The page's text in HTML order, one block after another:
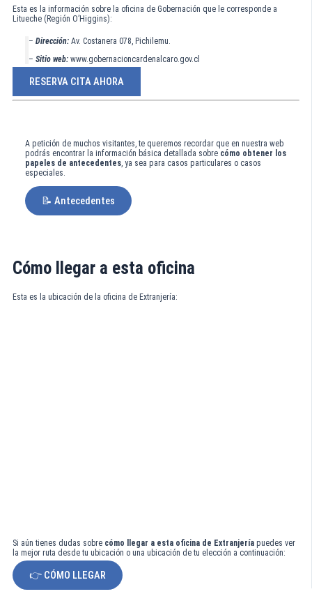
Esta es la información sobre la oficina de Gobernación que le corresponde a
Litueche (Región O’Higgins):
–Dirección:Av. Costanera 078, Pichilemu.
–Sitio web:www.gobernacioncardenalcaro.gov.cl
RESERVA CITA AHORA
A petición de muchos visitantes, te queremos recordar que en nuestra web
podrás encontrar la información básica detallada sobre cómo obtener los
papeles de antecedentes , ya sea para casos particulares o casos
especiales.
📝 Antecedentes
Cómo llegar a esta oficina
Esta es la ubicación de la oficina de Extranjería:
Si aún tienes dudas sobre cómo llegar a esta oficina de Extranjería puedes ver
la mejor ruta desde tu ubicación o una ubicación de tu elección a continuación:
👉 CÓMO LLEGAR